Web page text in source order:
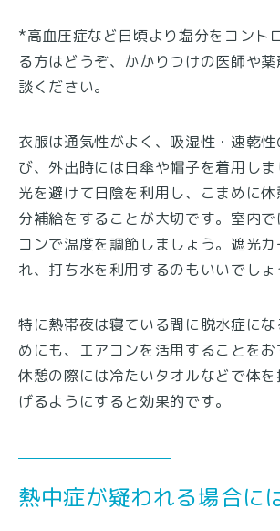
*高血圧症など日頃より塩分をコント
る方はどうぞ、かかりつけの医師や
談ください。
衣服は通気性がよく、吸湿性・速乾
び、外出時には日傘や帽子を着用し
光を避けて日陰を利用し、こまめに
分補給をすることが大切です。室内
コンで温度を調節しましょう。遮光
れ、打ち水を利用するのもいいでしょ
特に熱帯夜は寝ている間に脱水症に
めにも、エアコンを活用することをお
休憩の際には冷たいタオルなどで体
げるようにすると効果的です。
熱中症が疑われる場合に